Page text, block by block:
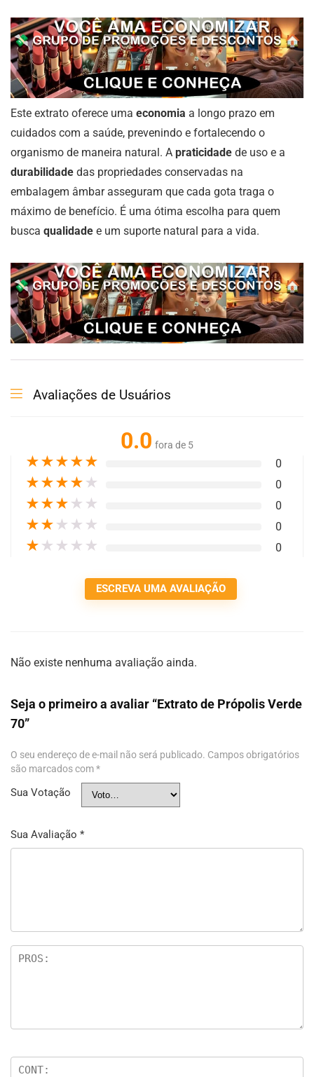
Este extrato oferece uma economia a longo prazo em
cuidados com a saúde, prevenindo e fortalecendo o
organismo de maneira natural. A praticidade de uso e a
durabilidade das propriedades conservadas na
embalagem âmbar asseguram que cada gota traga o
máximo de benefício. É uma ótima escolha para quem
busca qualidade e um suporte natural para a vida.
Avaliações de Usuários
0.0 fora de 5
★★★★★ 0
★★★★ ★ 0
★★★ ★ ★ 0
★★ ★ ★ ★ 0
★ ★ ★ ★ ★ 0
ESCREVA UMA AVALIAÇÃO
Não existe nenhuma avaliação ainda.
Seja o primeiro a avaliar “Extrato de Própolis Verde
70”
O seu endereço de e-mail não será publicado. Campos obrigatórios
são marcados com*
Sua Votação
Sua Avaliação *